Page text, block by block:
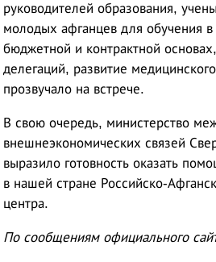
руководителей образования,
молодых афганцев для обучения в
бюджетной и контрактной
делегаций, развитие
прозвучало на встрече.
В свою очередь, министерство
внешнеэкономических связей
выразило готовность оказать
в нашей стране Российско-
центра.
По сообщениям официального